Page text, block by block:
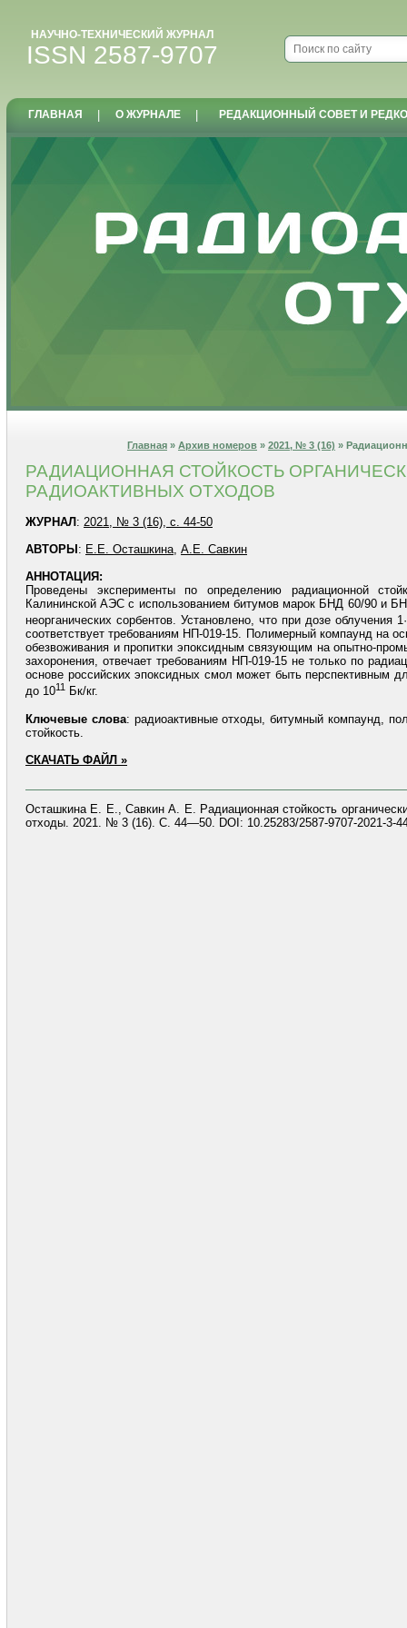
НАУЧНО-ТЕХНИЧЕСКИЙ ЖУРНАЛ
ISSN 2587-9707
ГЛАВНАЯ О ЖУРНАЛЕ РЕДАКЦИОННЫЙ СОВЕТ И
Главная » Архив номеров » 2021, № 3 (16) »
РАДИАЦИОННАЯ СТОЙКОСТЬ
РАДИОАКТИВНЫХ ОТХОДОВ
ЖУРНАЛ : 2021, № 3 (16), с. 44-50
АВТОРЫ : Е.Е. Осташкина, А.Е. Савкин
АННОТАЦИЯ:
Проведены эксперименты по определению радиационной
Калининской АЭС с использованием битумов марок БНД 60/90 и
неорганических сорбентов. Установлено, что при дозе облучения
соответствует требованиям НП-019-15. Полимерный компаунд на
обезвоживания и пропитки эпоксидным связующим на опытно-
захоронения, отвечает требованиям НП-019-15 не только по
основе российских эпоксидных смол может быть перспективным
до 1011
Бк/кг.
Ключевые слова: радиоактивные отходы, битумный компаунд,
стойкость.
СКАЧАТЬ ФАЙЛ »
Осташкина Е. Е., Савкин А. Е. Радиационная стойкость
отходы. 2021. № 3 (16). С. 44—50. DOI: 10.25283/2587-9707-2021-3-